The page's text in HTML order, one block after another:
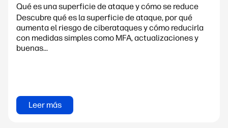
Qué es una superficie de ataque y cómo se reduce
Descubre qué es la superficie de ataque, por qué
aumenta el riesgo de ciberataques y cómo reducirla
con medidas simples como MFA, actualizaciones y
buenas...
Leer más